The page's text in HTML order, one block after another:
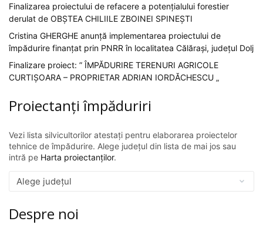
Finalizarea proiectului de refacere a potențialului forestier
derulat de OBȘTEA CHILIILE ZBOINEI SPINEȘTI
Cristina GHERGHE anunță implementarea proiectului de
împădurire finanțat prin PNRR în localitatea Călărași, județul Dolj
Finalizare proiect: ” ÎMPĂDURIRE TERENURI AGRICOLE
CURTIȘOARA – PROPRIETAR ADRIAN IORDĂCHESCU „
Proiectanți împăduriri
Vezi lista silvicultorilor atestați pentru elaborarea proiectelor
tehnice de împădurire. Alege județul din lista de mai jos sau
intră pe Harta proiectanților.
Despre noi